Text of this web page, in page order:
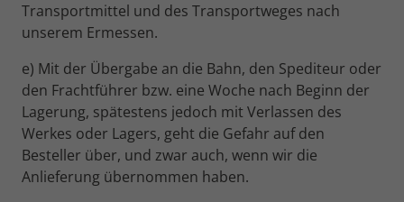
Transportmittel und des Transportweges nach
unserem Ermessen.
e) Mit der Übergabe an die Bahn, den Spediteur oder
den Frachtführer bzw. eine Woche nach Beginn der
Lagerung, spätestens jedoch mit Verlassen des
Werkes oder Lagers, geht die Gefahr auf den
Besteller über, und zwar auch, wenn wir die
Anlieferung übernommen haben.